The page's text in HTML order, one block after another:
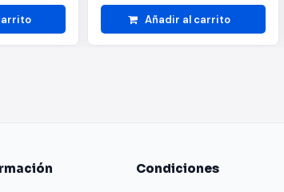
Añadir al carrito
Condiciones